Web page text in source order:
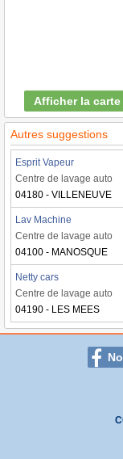
Afficher la carte
Autres suggestions
Esprit Vapeur
Centre de lavage auto
04180 - VILLENEUVE
Lav Machine
Centre de lavage auto
04100 - MANOSQUE
Netty cars
Centre de lavage auto
04190 - LES MEES